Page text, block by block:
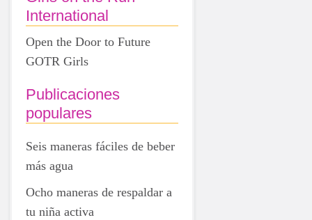
International
Open the Door to Future
GOTR Girls
Publicaciones
populares
Seis maneras fáciles de beber
más agua
Ocho maneras de respaldar a
tu niña activa